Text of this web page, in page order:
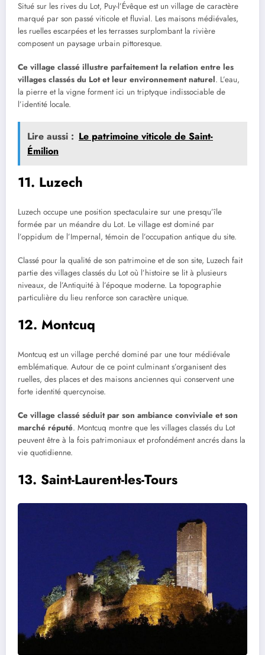
Situé sur les rives du Lot, Puy-l’Évêque est un village de caractère
marqué par son passé viticole et fluvial. Les maisons médiévales,
les ruelles escarpées et les terrasses surplombant la rivière
composent un paysage urbain pittoresque.
Ce village classé illustre parfaitement la relation entre les
villages classés du Lot et leur environnement naturel. L’eau,
la pierre et la vigne forment ici un triptyque indissociable de
l’identité locale.
Lire aussi : Le patrimoine viticole de Saint-
Émilion
11. Luzech
Luzech occupe une position spectaculaire sur une presqu’île
formée par un méandre du Lot. Le village est dominé par
l’oppidum de l’Impernal, témoin de l’occupation antique du site.
Classé pour la qualité de son patrimoine et de son site, Luzech fait
partie des villages classés du Lot où l’histoire se lit à plusieurs
niveaux, de l’Antiquité à l’époque moderne. La topographie
particulière du lieu renforce son caractère unique.
12. Montcuq
Montcuq est un village perché dominé par une tour médiévale
emblématique. Autour de ce point culminant s’organisent des
ruelles, des places et des maisons anciennes qui conservent une
forte identité quercynoise.
Ce village classé séduit par son ambiance conviviale et son
marché réputé. Montcuq montre que les villages classés du Lot
peuvent être à la fois patrimoniaux et profondément ancrés dans la
vie quotidienne.
13. Saint-Laurent-les-Tours